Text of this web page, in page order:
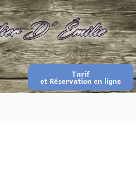
Tarif
et Réservation en ligne
d’outils